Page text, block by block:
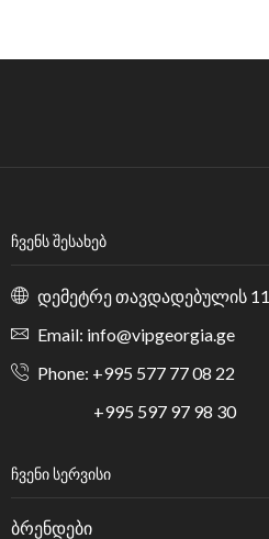
ᲩᲕᲔᲜᲡ ᲨᲔᲡᲐᲮᲔᲑ
დემეტრე თავდადებულის 11
Email: info@vipgeorgia.ge
Phone: +995 577 77 08 22
+995 597 97 98 30
ᲩᲕᲔᲜᲘ ᲡᲔᲠᲕᲘᲡᲘ
ბრენდები